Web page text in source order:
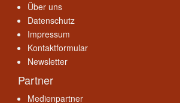
Über uns
Datenschutz
Impressum
Kontaktformular
Newsletter
Partner
Medienpartner